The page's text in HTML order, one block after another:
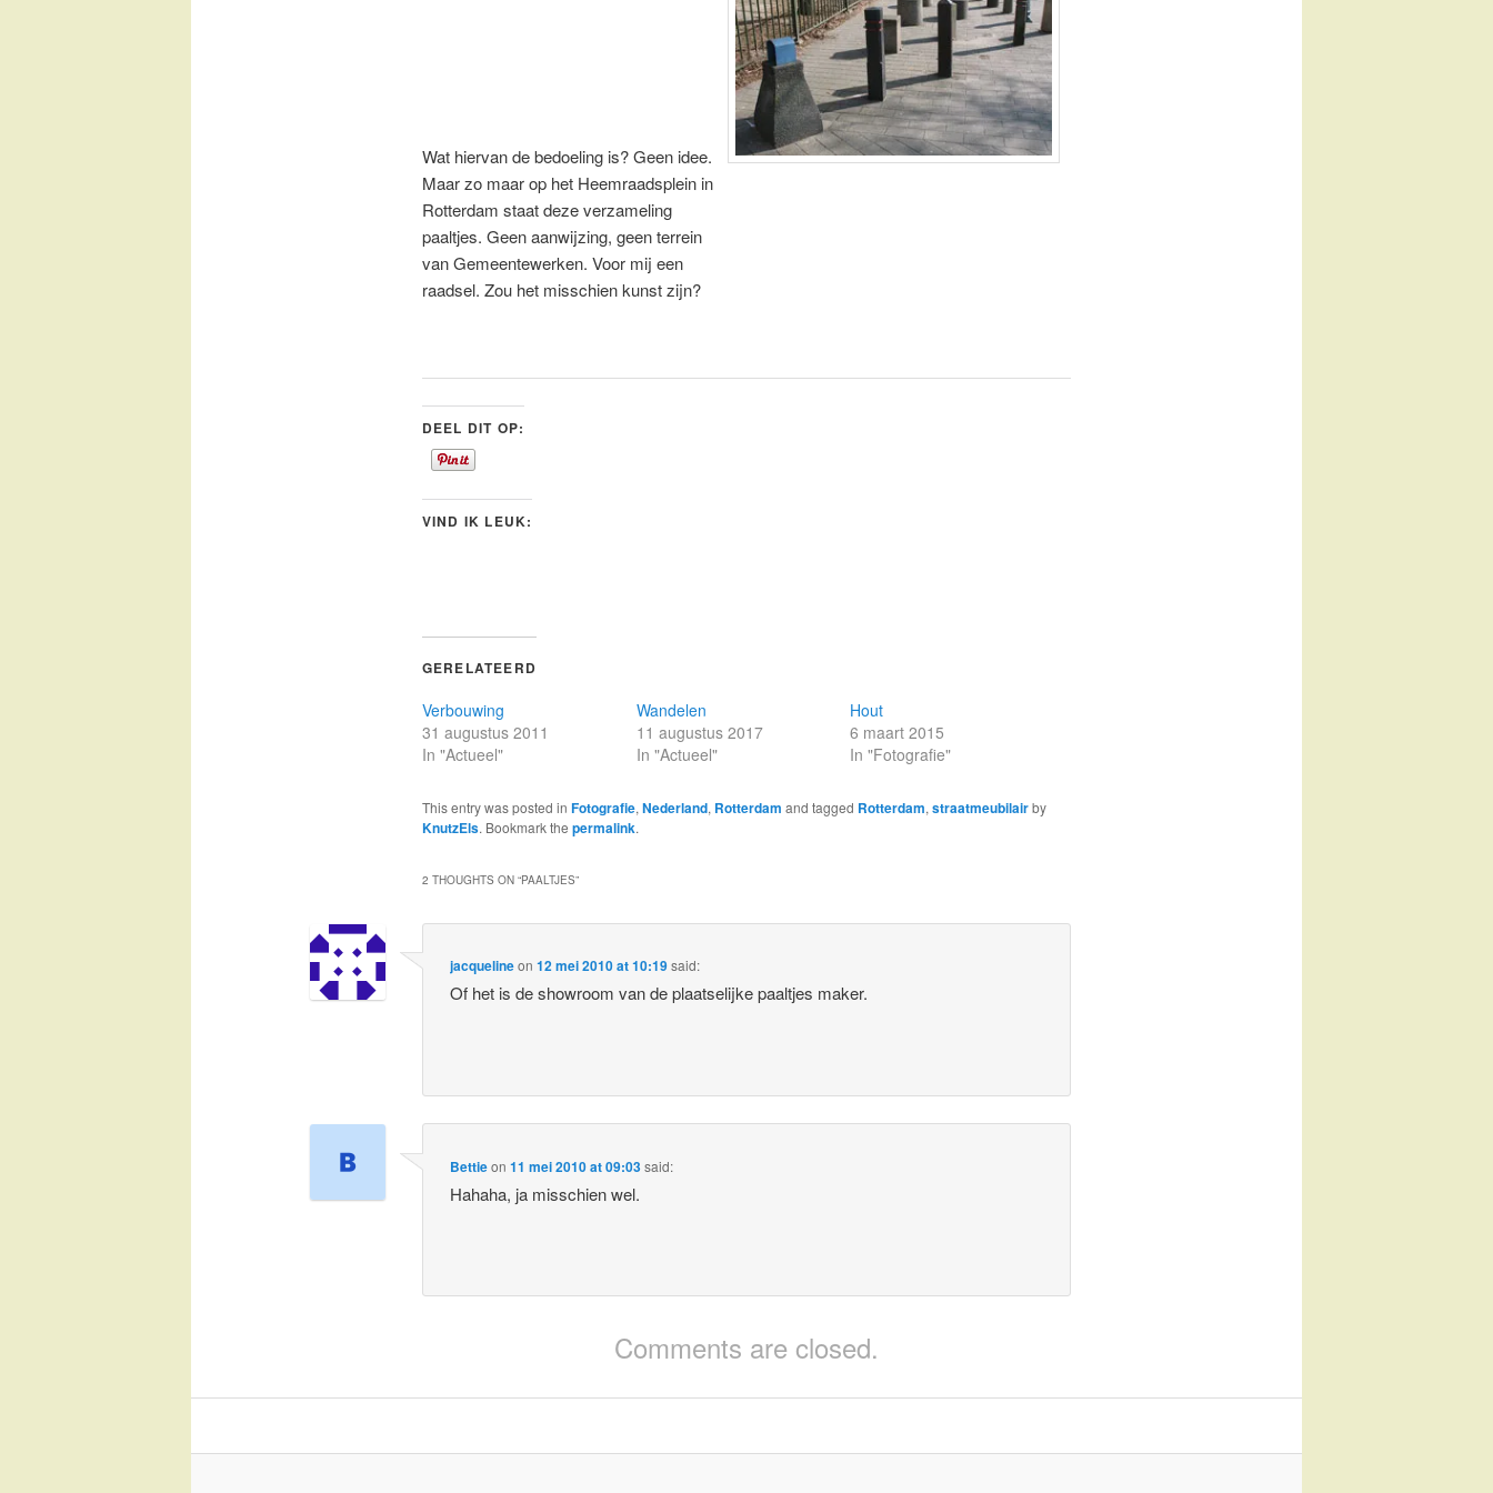
Wat hiervan de bedoeling is? Geen idee.
Maar zo maar op het Heemraadsplein in
Rotterdam staat deze verzameling
paaltjes. Geen aanwijzing, geen terrein
van Gemeentewerken. Voor mij een
raadsel. Zou het misschien kunst zijn?
DEEL DIT OP:
VIND IK LEUK:
GERELATEERD
Verbouwing
31 augustus 2011
In "Actueel"
Wandelen
11 augustus 2017
In "Actueel"
Hout
6 maart 2015
In "Fotografie"
This entry was posted in Fotografie,Nederland, Rotterdam and tagged Rotterdam,straatmeubilairby
KnutzEls. Bookmark the permalink.
2 THOUGHTS ON “PAALTJES”
jacquelineon12 mei 2010 at 10:19said:
Of het is de showroom van de plaatselijke paaltjes maker.
Bettieon11 mei 2010 at 09:03said:
Hahaha, ja misschien wel.
Comments are closed.